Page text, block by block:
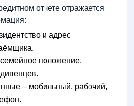
отчете отражается
и адрес
положение,
– мобильный, рабочий,